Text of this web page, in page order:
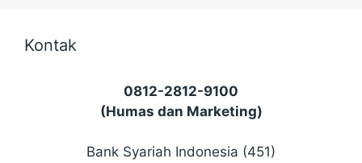
Kontak
0812-2812-9100
(Humas dan Marketing)
Bank Syariah Indonesia (451)